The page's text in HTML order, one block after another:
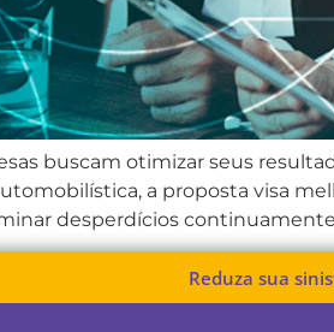
buscam otimizar seus
a proposta visa
desperdícios
Reduza sua